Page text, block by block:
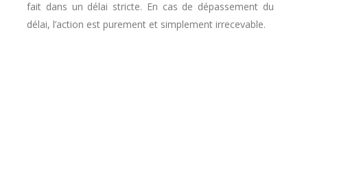
fait dans un délai stricte. En cas de dépassement du
délai, l’action est purement et simplement irrecevable.